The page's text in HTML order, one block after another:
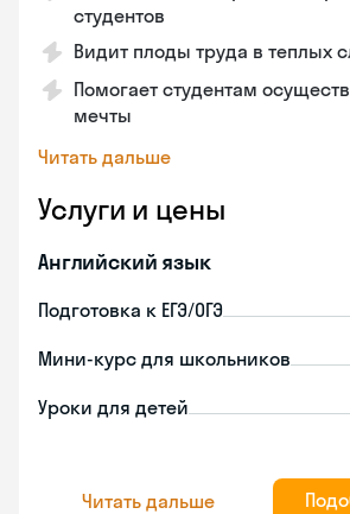
студентов
Видит плоды труда в теплых
Помогает студентам
мечты
Читать дальше
Услуги и цены
Английский язык
Подготовка к ЕГЭ/ОГЭ
Мини-курс для школьников
Уроки для детей
Читать дальше